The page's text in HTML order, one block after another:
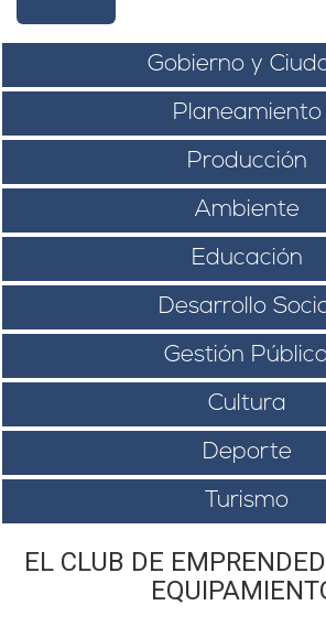
Gobierno y
Planeamiento
Producción
Ambiente
Educación
Desarrollo
Gestión
Cultura
Deporte
Turismo
EL CLUB DE